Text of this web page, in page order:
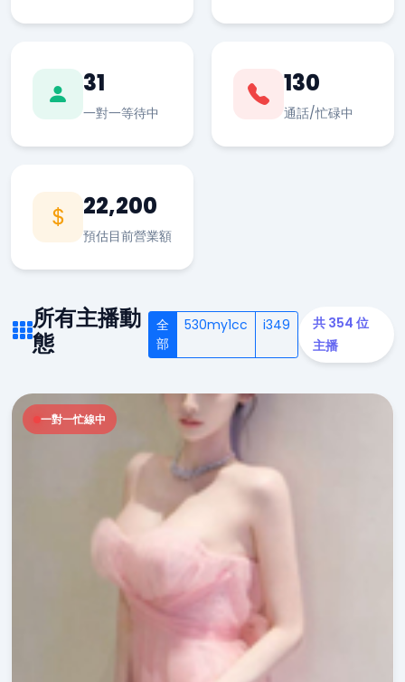
31
一對一等待中
130
通話/忙碌中
22,200
預估目前營業額
所有主播動
態
全
部
530my1cc i349
共 354 位
主播
一對一忙線中